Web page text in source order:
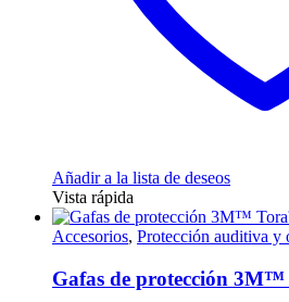
Añadir a la lista de deseos
Vista rápida
Accesorios, Protección auditiva y
Gafas de protección